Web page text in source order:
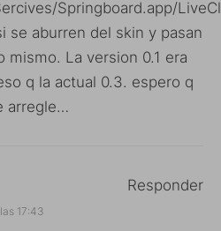
Springboard.app/
se aburren del skin y pasan
mismo. La version 0.1 era
q la actual 0.3. espero q
arregle…
17:43
Responder